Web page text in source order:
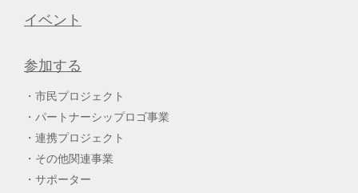
イベント
参加する
市民プロジェクト
パートナーシップロゴ事業
連携プロジェクト
その他関連事業
サポーター